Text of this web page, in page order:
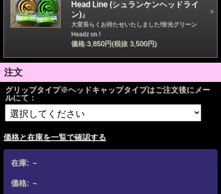
Head Line (シュランケンヘッドライ
ン)』
大変長らくお待たせいたしました!蛍光グリーン
Headz on !
価格:3,850円(税抜 3,500円)
注文
グリップタイプ※ヘッドキャップタイプはご注文後にメー
ルにて：
価格と在庫を一覧で確認する
在庫: －
価格:－